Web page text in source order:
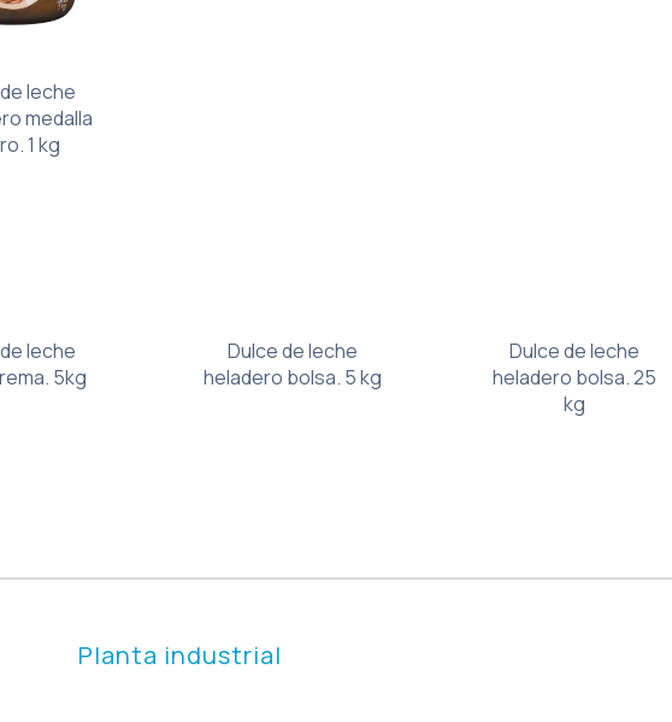
leche
medalla
1 kg
leche
5kg
Dulce de leche
heladero bolsa. 5 kg
Dulce de leche
heladero bolsa. 25
kg
Planta industrial